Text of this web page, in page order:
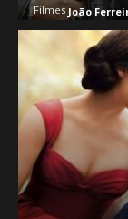
Filmes João